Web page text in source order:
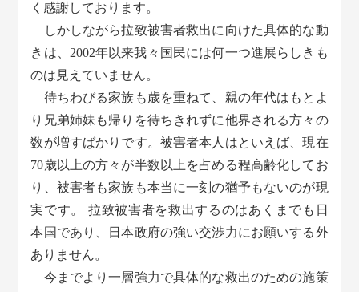
く感謝しております。
しかしながら拉致被害者救出に向けた具体的な動
きは、2002年以来我々国民には何一つ進展らしきも
のは見えていません。
待ちわびる家族も歳を重ねて、親の年代はもとよ
り兄弟姉妹も帰りを待ちきれずに他界される方々の
数が増すばかりです。被害者本人はといえば、現在
70歳以上の方々が半数以上を占める程高齢化してお
り、被害者も家族も本当に一刻の猶予もないのが現
実です。 拉致被害者を救出するのはあくまでも日
本国であり、日本政府の強い交渉力にお願いする外
ありません。
今までより一層強力で具体的な救出のための施策